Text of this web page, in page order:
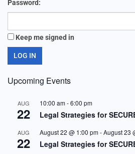
Password:
Keep me signed in
LOG IN
Upcoming Events
AUG
22
10:00 am-6:00 pm
Legal Strategies for
AUG
22
August 22 @ 1:00 pm-August 23
Legal Strategies for